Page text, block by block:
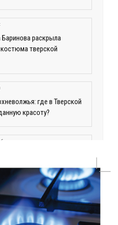
раскрыла
тверской
где в Тверской
красоту?
малоизвестные
Магомаева